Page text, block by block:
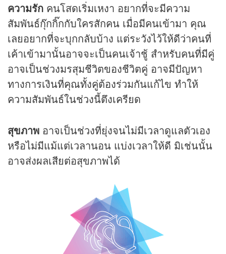
ความรัก คนโสดเริ่มเหงา อยากที่จะมีความ
สัมพันธ์กุ๊กกิ๊กกับใครสักคน เมื่อมีคนเข้ามา คุณ
เลยอยากที่จะบุกกลับบ้าง แต่ระวังไว้ให้ดีว่าคนที่
เค้าเข้ามานั้นอาจจะเป็นคนเจ้าชู้ สำหรับคนที่มีคู่
อาจเป็นช่วงมรสุมชีวิตของชีวิตคู่ อาจมีปัญหา
ทางการเงินที่คุณทั้งคู่ต้องร่วมกันแก้ไข ทำให้
ความสัมพันธ์ในช่วงนี้ตึงเครียด
สุขภาพ อาจเป็นช่วงที่ยุ่งจนไม่มีเวลาดูแลตัวเอง
หรือไม่มีแม้แต่เวลานอน แบ่งเวลาให้ดี มิเช่นนั้น
อาจส่งผลเสียต่อสุขภาพได้